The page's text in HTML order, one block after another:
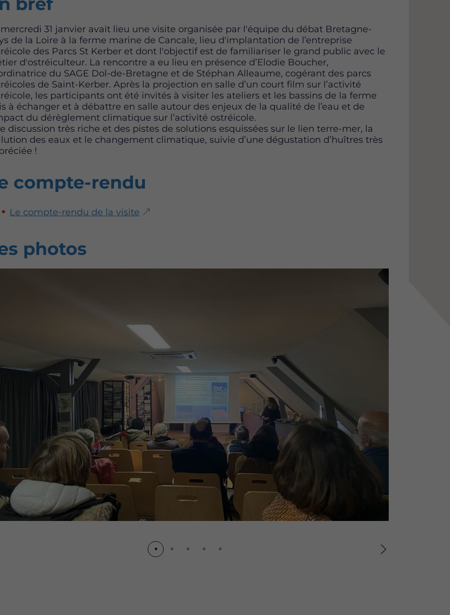
31 janvier avait lieu une visite organisée par l'équipe du débat Bretagne-
de la Loire à la ferme marine de Cancale, lieu d'implantation de l’entreprise
des Parcs St Kerber et dont l'objectif est de familiariser le grand public avec le
d'ostréiculteur. La rencontre a eu lieu en présence d’Elodie Boucher,
du SAGE Dol-de-Bretagne et de Stéphan Alleaume, cogérant des parcs
de Saint-Kerber. Après la projection en salle d’un court film sur l’activité
les participants ont été invités à visiter les ateliers et les bassins de la ferme
à échanger et à débattre en salle autour des enjeux de la qualité de l’eau et de
du dérèglement climatique sur l’activité ostréicole.
discussion très riche et des pistes de solutions esquissées sur le lien terre-mer, la
des eaux et le changement climatique, suivie d’une dégustation d’huîtres très
!
compte-rendu
Le compte-rendu de la visite
photos
Suivant